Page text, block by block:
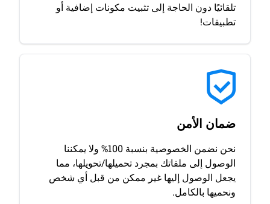
تلقائيًا دون الحاجة إلى تثبيت مكونات إضافية أو
تطبيقات!
ضمان الأمن
نحن نضمن الخصوصية بنسبة 100% ولا يمكننا
الوصول إلى ملفاتك بمجرد تحميلها/تحويلها، مما
يجعل الوصول إليها غير ممكن من قبل أي شخص
ونحميها بالكامل.